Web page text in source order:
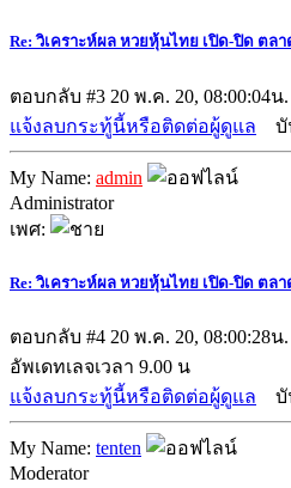
Re: วิเคราะห์ผล หวยหุ้นไทย เปิด-ปิด ตล
ตอบกลับ #3 20 พ.ค. 20, 08:00:04น.
แจ้งลบกระทู้นี้หรือติดต่อผู้ดูแล
บั
My Name: admin
Administrator
เพศ:
Re: วิเคราะห์ผล หวยหุ้นไทย เปิด-ปิด ตล
ตอบกลับ #4 20 พ.ค. 20, 08:00:28น.
อัพเดทเลจเวลา 9.00 น
แจ้งลบกระทู้นี้หรือติดต่อผู้ดูแล
บั
My Name: tenten
Moderator